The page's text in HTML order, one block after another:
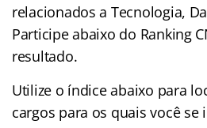
relacionados a Tecnologia,
Participe abaixo do Ranking
resultado.
Utilize o índice abaixo para
cargos para os quais você se